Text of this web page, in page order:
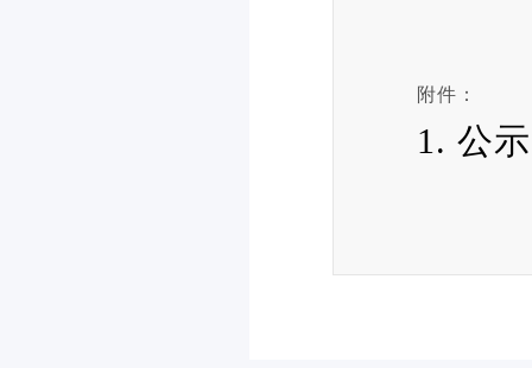
附件：
1. 公